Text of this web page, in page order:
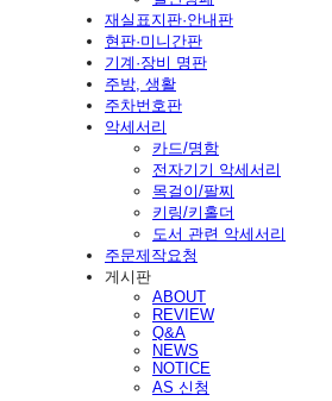
재실표지판·안내판
현판·미니간판
기계·장비 명판
주방, 생활
주차번호판
악세서리
카드/명함
전자기기 악세서리
목걸이/팔찌
키링/키홀더
도서 관련 악세서리
주문제작요청
게시판
ABOUT
REVIEW
Q&A
NEWS
NOTICE
AS 신청